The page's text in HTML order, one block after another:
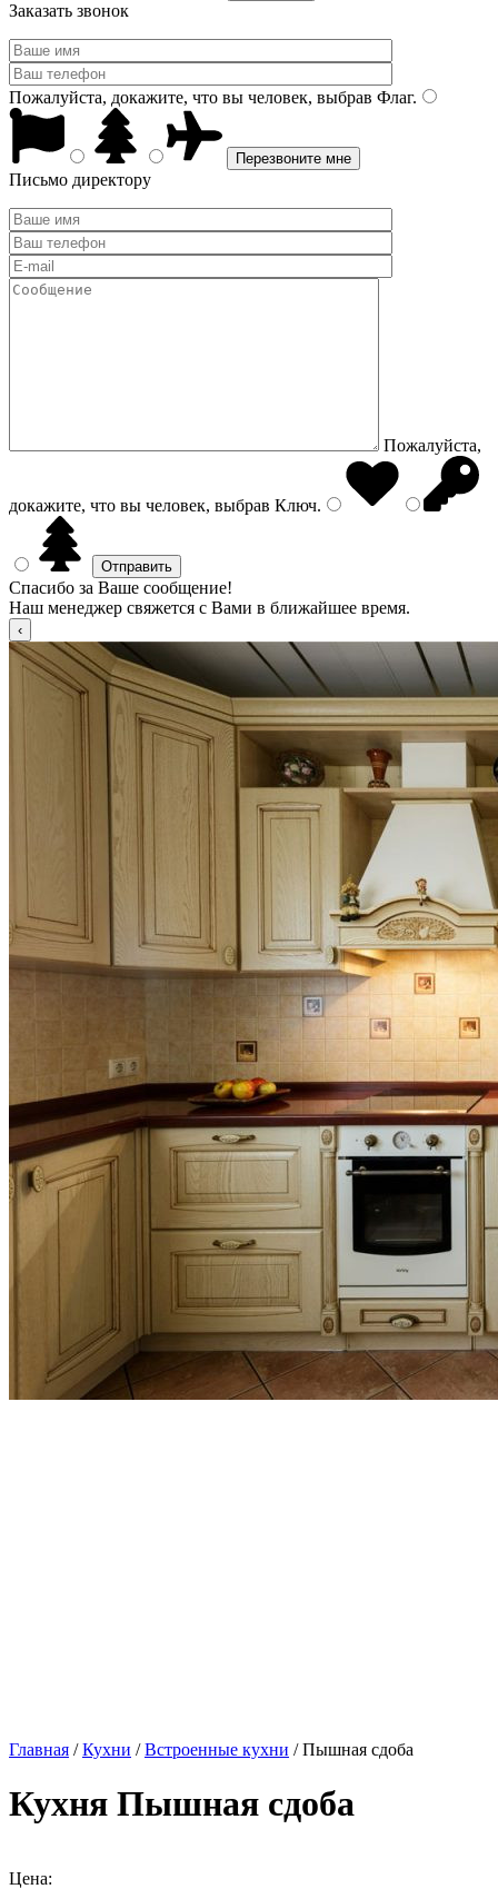
Заказать звонок
Пожалуйста, докажите, что вы человек, выбрав Флаг.
Письмо директору
Пожалуйста,
докажите, что вы человек, выбрав Ключ.
Спасибо за Ваше сообщение!
Наш менеджер свяжется с Вами в ближайшее время.
Главная /Кухни /Встроенные кухни / Пышная сдоба
Кухня Пышная сдоба
Цена: